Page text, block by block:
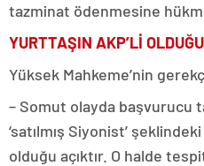
tazminat ödenmesine
YURTTAŞIN AKP’Lİ
Yüksek Mahkeme’nin
– Somut olayda başvurucu
‘satılmış Siyonist’
olduğu açıktır. O halde